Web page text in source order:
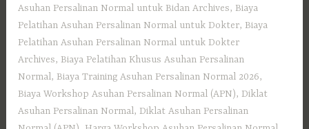
Asuhan Persalinan Normal untuk Bidan Archives, Biaya
Pelatihan Asuhan Persalinan Normal untuk Dokter, Biaya
Pelatihan Asuhan Persalinan Normal untuk Dokter
Archives, Biaya Pelatihan Khusus Asuhan Persalinan
Normal, Biaya Training Asuhan Persalinan Normal 2026,
Biaya Workshop Asuhan Persalinan Normal (APN),Diklat
Asuhan Persalinan Normal,Diklat Asuhan Persalinan